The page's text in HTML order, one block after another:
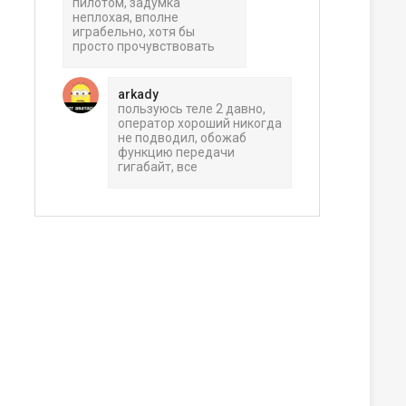
неплохая, вполне
играбельно, хотя бы
просто прочувствовать
arkady
пользуюсь теле 2 давно,
оператор хороший никогда
не подводил, обожаб
функцию передачи
гигабайт, все